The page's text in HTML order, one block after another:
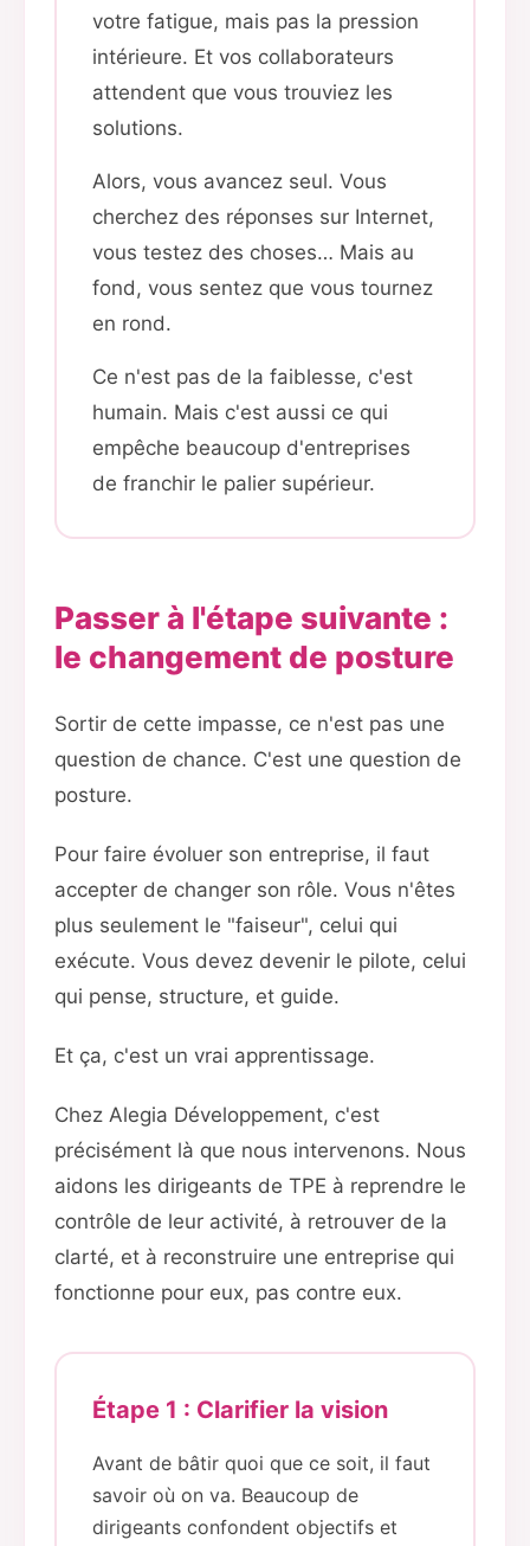
votre fatigue, mais pas la pression
intérieure. Et vos collaborateurs
attendent que vous trouviez les
solutions.
Alors, vous avancez seul. Vous
cherchez des réponses sur Internet,
vous testez des choses… Mais au
fond, vous sentez que vous tournez
en rond.
Ce n'est pas de la faiblesse, c'est
humain. Mais c'est aussi ce qui
empêche beaucoup d'entreprises
de franchir le palier supérieur.
Passer à l'étape suivante :
le changement de posture
Sortir de cette impasse, ce n'est pas une
question de chance. C'est une question de
posture.
Pour faire évoluer son entreprise, il faut
accepter de changer son rôle. Vous n'êtes
plus seulement le "faiseur", celui qui
exécute. Vous devez devenir le pilote, celui
qui pense, structure, et guide.
Et ça, c'est un vrai apprentissage.
Chez Alegia Développement, c'est
précisément là que nous intervenons. Nous
aidons les dirigeants de TPE à reprendre le
contrôle de leur activité, à retrouver de la
clarté, et à reconstruire une entreprise qui
fonctionne pour eux, pas contre eux.
Étape 1 : Clarifier la vision
Avant de bâtir quoi que ce soit, il faut
savoir où on va. Beaucoup de
dirigeants confondent objectifs et